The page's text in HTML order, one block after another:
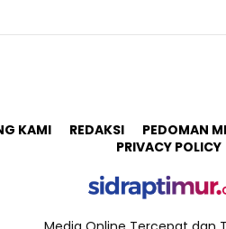
KAMI REDAKSI PEDOMAN
PRIVACY POLICY